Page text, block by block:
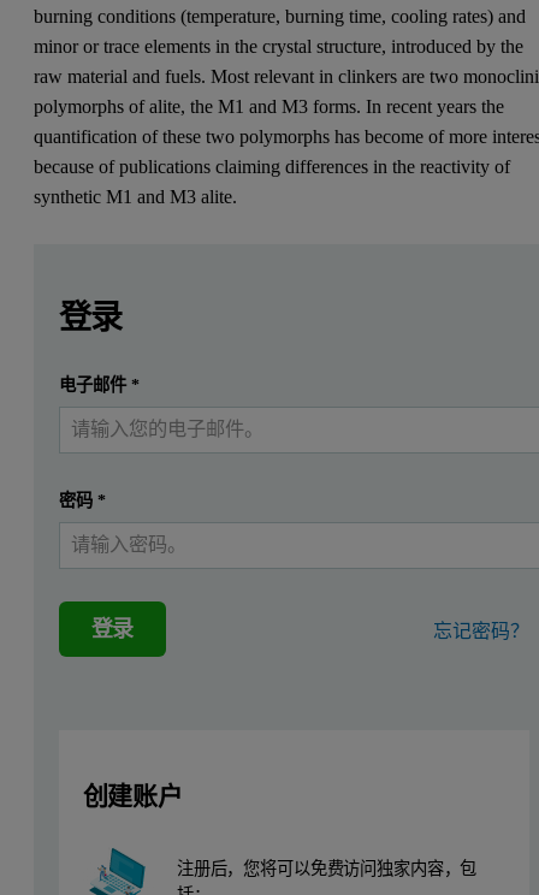
burning conditions (temperature, burning time, cooling rates) and
minor or trace elements in the crystal structure, introduced by the
raw material and fuels. Most relevant in clinkers are two
polymorphs of alite, the M1 and M3 forms. In recent years the
quantification of these two polymorphs has become of more
because of publications claiming differences in the reactivity of
synthetic M1 and M3 alite.
提交 我已经有一个帐户
登录
电子邮件*
密码 *
登录 忘记密码？
创建账户
注册后，您将可以免费访问独家内容，包